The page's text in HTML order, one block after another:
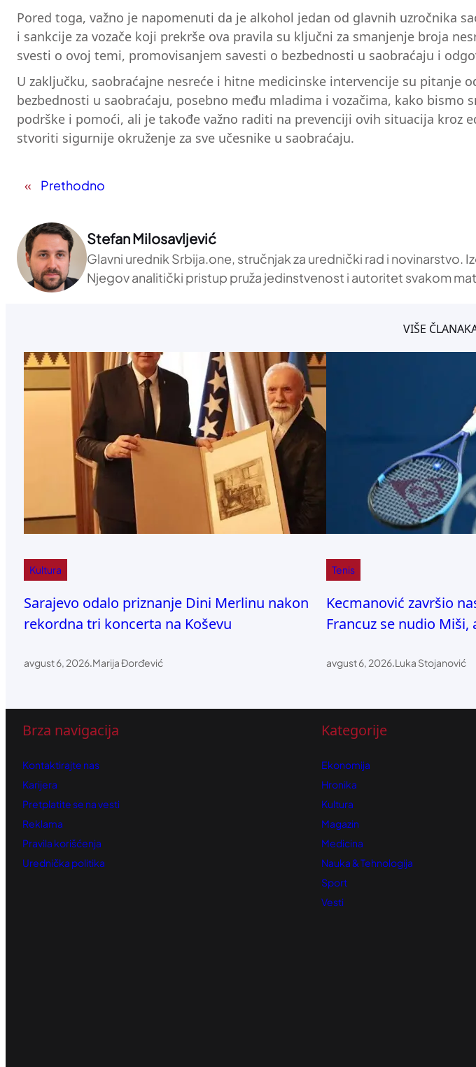
Pored toga, važno je napomenuti da je alkohol jedan od glavnih uzročnika
i sankcije za vozače koji prekrše ova pravila su ključni za smanjenje broja
svesti o ovoj temi, promovisanjem savesti o bezbednosti u saobraćaju i
U zaključku, saobraćajne nesreće i hitne medicinske intervencije su pitanje
bezbednosti u saobraćaju, posebno među mladima i vozačima, kako
podrške i pomoći, ali je takođe važno raditi na prevenciji ovih situacija
stvoriti sigurnije okruženje za sve učesnike u saobraćaju.
« Prethodno
Stefan Milosavljević
Glavni urednik Srbija.one, stručnjak za urednički rad i novinarstvo.
Njegov analitički pristup pruža jedinstvenost i autoritet svakom
VIŠE
Kultura
Sarajevo odalo priznanje Dini Merlinu nakon
rekordna tri koncerta na Koševu
avgust 6, 2026.Marija Đorđević
Tenis
Kecmanović završio
Francuz se nudio Miši,
avgust 6, 2026.Luka Stojanović
Brza navigacija
Kontaktirajte nas
Karijera
Pretplatite se na vesti
Reklama
Pravila korišćenja
Urednička politika
Kategorije
Ekonomija
Hronika
Kultura
Magazin
Medicina
Nauka & Tehnologija
Sport
Vesti